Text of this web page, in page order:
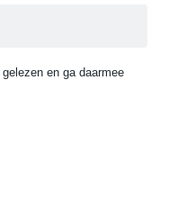
gelezen en ga daarmee